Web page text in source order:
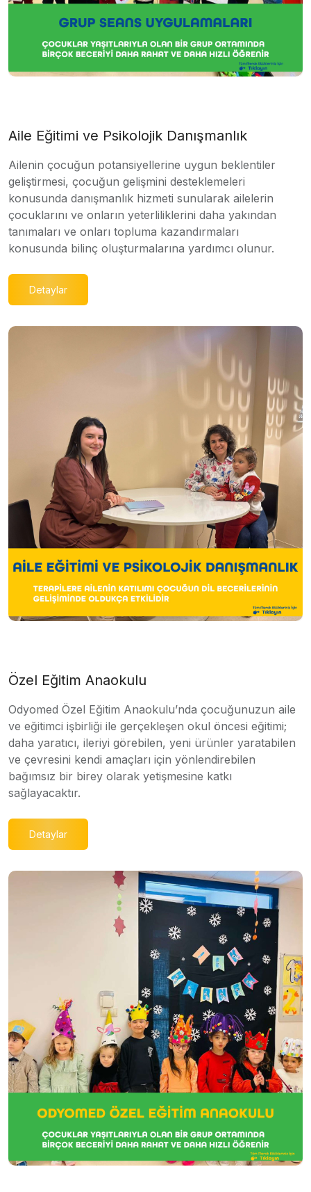
Aile Eğitimi ve Psikolojik Danışmanlık
Ailenin çocuğun potansiyellerine uygun beklentiler
geliştirmesi, çocuğun gelişmini desteklemeleri
konusunda danışmanlık hizmeti sunularak ailelerin
çocuklarını ve onların yeterliliklerini daha yakından
tanımaları ve onları topluma kazandırmaları
konusunda bilinç oluşturmalarına yardımcı olunur.
Detaylar
Özel Eğitim Anaokulu
Odyomed Özel Eğitim Anaokulu’nda çocuğunuzun aile
ve eğitimci işbirliği ile gerçekleşen okul öncesi eğitimi;
daha yaratıcı, ileriyi görebilen, yeni ürünler yaratabilen
ve çevresini kendi amaçları için yönlendirebilen
bağımsız bir birey olarak yetişmesine katkı
sağlayacaktır.
Detaylar